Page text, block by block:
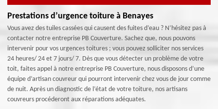
Prestations d’urgence toiture à Benayes
Vous avez des tuiles cassées qui causent des fuites d’eau ? N’hésitez pas à
contacter notre entreprise PB Couverture. Sachez que, nous pouvons
intervenir pour vos urgences toitures ; vous pouvez solliciter nos services
24 heures/ 24 et 7 jours/ 7. Dès que vous détecter un problème de votre
toit, faites appel à notre entreprise PB Couverture, nous disposons d’une
équipe d’artisan couvreur qui pourront intervenir chez vous de jour comme
de nuit. Après un diagnostic de l’état de votre toiture, nos artisans
couvreurs procéderont aux réparations adéquates.